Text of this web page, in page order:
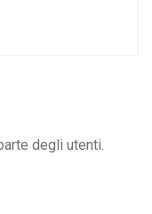
degli utenti.